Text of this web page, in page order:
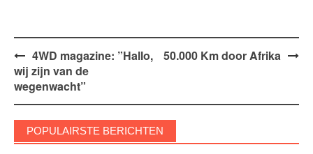
Bericht
navigatie
4WD magazine: ”Hallo,
wij zijn van de
wegenwacht”
50.000 Km door Afrika
POPULAIRSTE BERICHTEN